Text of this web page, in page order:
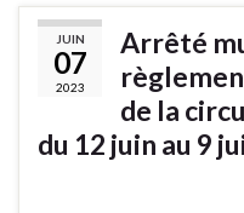
JUIN
07
2023
Arrêté
de la
du 12 juin au 9